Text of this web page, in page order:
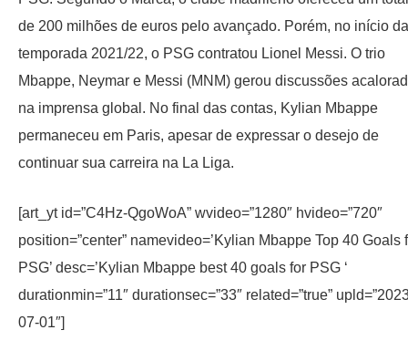
de 200 milhões de euros pelo avançado. Porém, no início da
temporada 2021/22, o PSG contratou Lionel Messi. O trio
Mbappe, Neymar e Messi (MNM) gerou discussões
na imprensa global. No final das contas, Kylian Mbappe
permaneceu em Paris, apesar de expressar o desejo de
continuar sua carreira na La Liga.
[art_yt id=”C4Hz-QgoWoA” wvideo=”1280″ hvideo=”720″
position=”center” namevideo=’Kylian Mbappe Top 40 Goals
PSG’ desc=’Kylian Mbappe best 40 goals for PSG ‘
durationmin=”11″ durationsec=”33″ related=”true”
07-01″]